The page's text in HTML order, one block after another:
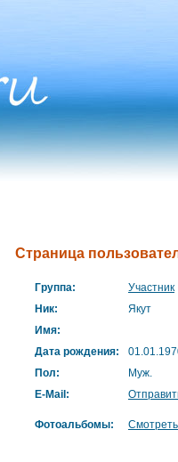
Страница
Группа:
Участник
Ник:
Якут
Имя:
Дата рождения:
Пол:
Муж.
E-Mail:
Фотоальбомы: Смотреть